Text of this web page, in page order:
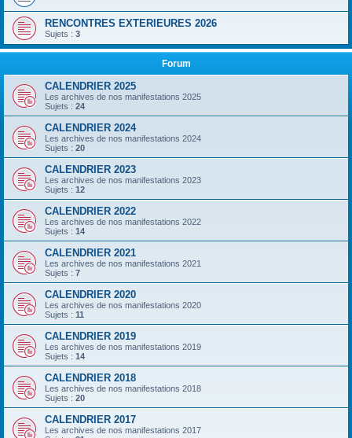
RENCONTRES EXTERIEURES 2026
Sujets : 3
Forum
CALENDRIER 2025
Les archives de nos manifestations 2025
Sujets : 24
CALENDRIER 2024
Les archives de nos manifestations 2024
Sujets : 20
CALENDRIER 2023
Les archives de nos manifestations 2023
Sujets : 12
CALENDRIER 2022
Les archives de nos manifestations 2022
Sujets : 14
CALENDRIER 2021
Les archives de nos manifestations 2021
Sujets : 7
CALENDRIER 2020
Les archives de nos manifestations 2020
Sujets : 11
CALENDRIER 2019
Les archives de nos manifestations 2019
Sujets : 14
CALENDRIER 2018
Les archives de nos manifestations 2018
Sujets : 20
CALENDRIER 2017
Les archives de nos manifestations 2017